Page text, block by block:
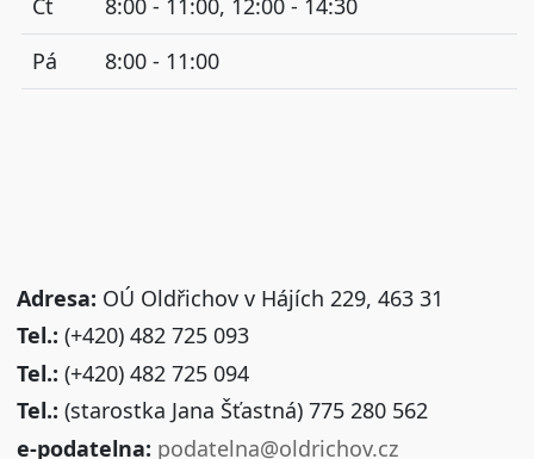
Pá
8:00 - 11:00
Adresa: OÚ Oldřichov v Hájích 229, 463 31
Tel.: (+420) 482 725 093
Tel.: (+420) 482 725 094
Tel.: (starostka Jana Šťastná) 775 280 562
e-podatelna: podatelna@oldrichov.cz